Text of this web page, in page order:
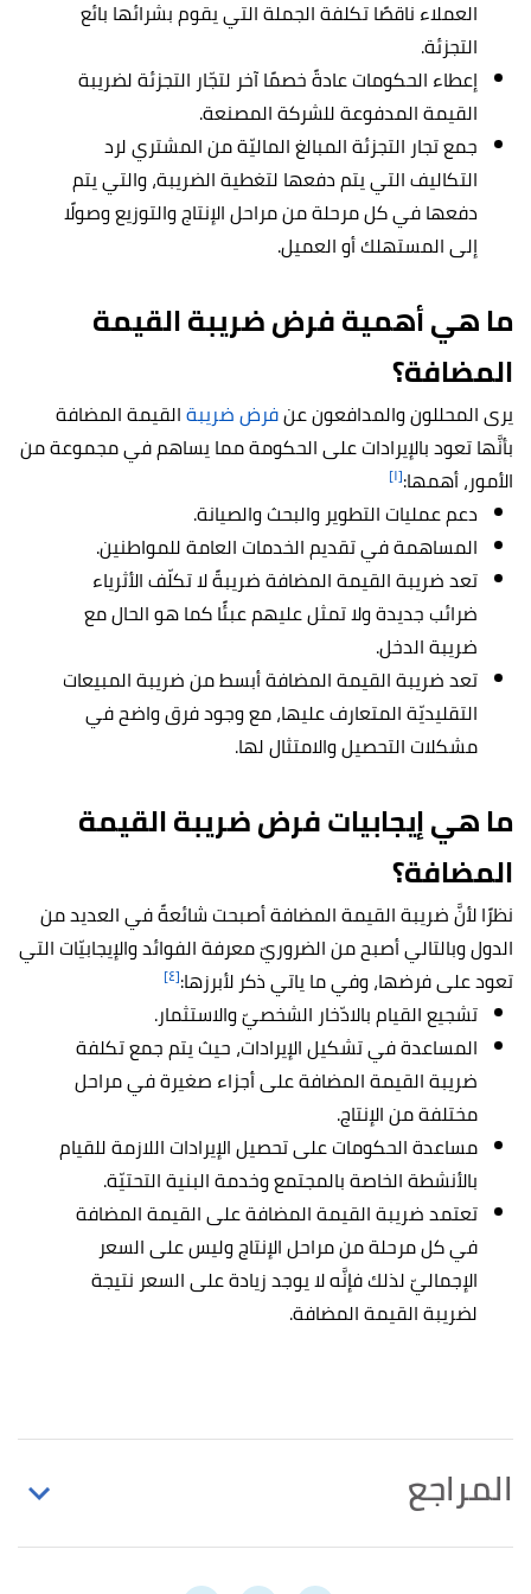
العملاء ناقصًا تكلفة الجملة التي يقوم بشرائها بائع
التجزئة.
إعطاء الحكومات عادةً خصمًا آخر لتجّار التجزئة لضريبة
القيمة المدفوعة للشركة المصنعة.
جمع تجار التجزئة المبالغ الماليّة من المشتري لرد
التكاليف التي يتم دفعها لتغطية الضريبة، والتي يتم
دفعها في كل مرحلة من مراحل الإنتاج والتوزيع وصولًا
إلى المستهلك أو العميل.
ما هي أهمية فرض ضريبة القيمة
المضافة؟
يرى المحللون والمدافعون عنفرض ضريبةالقيمة المضافة
بأنَّها تعود بالإيرادات على الحكومة مما يساهم في مجموعة من
الأمور، أهمها:[١]
دعم عمليات التطوير والبحث والصيانة.
المساهمة في تقديم الخدمات العامة للمواطنين.
تعد ضريبة القيمة المضافة ضريبةً لا تكلّف الأثرياء
ضرائب جديدة ولا تمثل عليهم عبئًا كما هو الحال مع
ضريبة الدخل.
تعد ضريبة القيمة المضافة أبسط من ضريبة المبيعات
التقليديّة المتعارف عليها، مع وجود فرق واضح في
مشكلات التحصيل والامتثال لها.
ما هي إيجابيات فرض ضريبة القيمة
المضافة؟
نظرًا لأنَّ ضريبة القيمة المضافة أصبحت شائعةً في العديد من
الدول وبالتالي أصبح من الضروريّ معرفة الفوائد والإيجابيّات التي
تعود على فرضها، وفي ما ياتي ذكر لأبرزها:[٤]
تشجيع القيام بالادّخار الشخصيّ والاستثمار.
المساعدة في تشكيل الإيرادات، حيث يتم جمع تكلفة
ضريبة القيمة المضافة على أجزاء صغيرة في مراحل
مختلفة من الإنتاج.
مساعدة الحكومات على تحصيل الإيرادات اللازمة للقيام
بالأنشطة الخاصة بالمجتمع وخدمة البنية التحتيّة.
تعتمد ضريبة القيمة المضافة على القيمة المضافة
في كل مرحلة من مراحل الإنتاج وليس على السعر
الإجماليّ لذلك فإنَّه لا يوجد زيادة على السعر نتيجة
لضريبة القيمة المضافة.
المراجع